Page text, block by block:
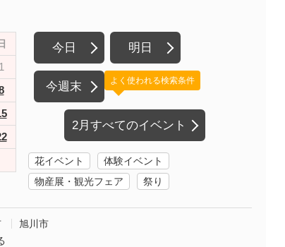
今日 明日
今週末
2月すべてのイベント
よく使われる検索条件
花イベント
体験イベント
物産展・観光フェア
祭り
旭川市